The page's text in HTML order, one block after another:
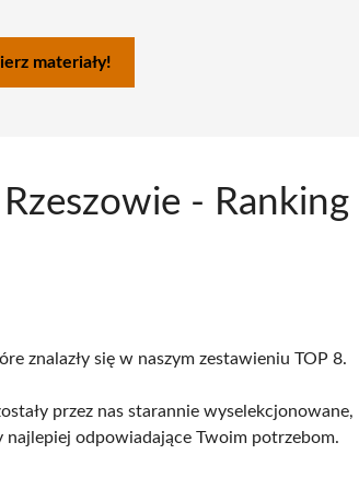
materiały!
- Ranking
znalazły się w naszym zestawieniu TOP 8.
przez nas starannie wyselekcjonowane,
odpowiadające Twoim potrzebom.